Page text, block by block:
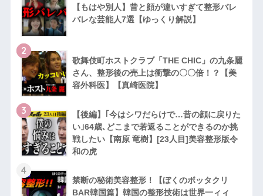
【もはや別人】昔と顔が違いすぎて整形バレ
バレな芸能人7選【ゆっくり解説】
2
歌舞伎町ホストクラブ「THE CHIC」の九条麗
さん、整形後の売上は衝撃の〇〇倍！？【美
容外科医】【真崎医院】
3
【後編】｢今はシワだらけで…昔の顔に戻りた
い｣64歳､どこまで若返ることができるのか挑
戦したい【南原 竜樹】[23人目]美容整形版令
和の虎
4
禁断の秘術美容整形！【ぼくのボッタクリ
BAR韓国篇】韓国の整形技術は世界一ィィ